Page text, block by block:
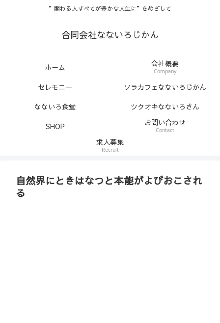
”関わる人すべてが豊かな人生に”をめざして
合同会社なないろじかん
ホーム 会社概要
Company
セレモニー
ソラカフェなないろじかん
なないろ食堂
ツクオキなないろさん
SHOP
お問い合わせ
Contact
求人募集
Recruit
自然界にときはなつと本能がよびおこされ
る